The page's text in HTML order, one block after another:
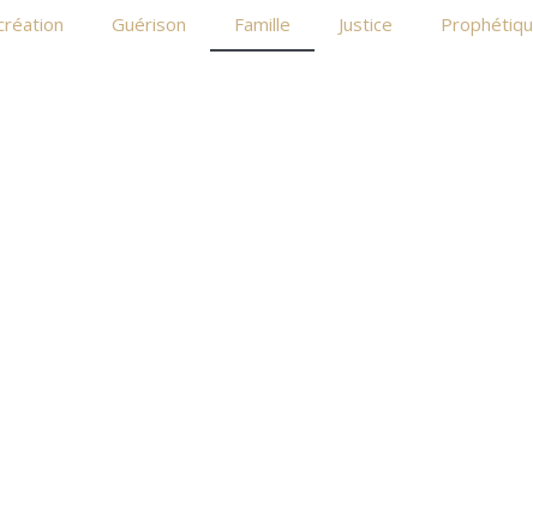
Guérison Famille Justice